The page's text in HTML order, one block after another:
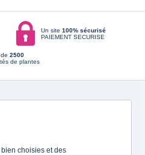
Un site 100% sécurisé
PAIEMENT SECURISE
2500
de plantes
choisies et des